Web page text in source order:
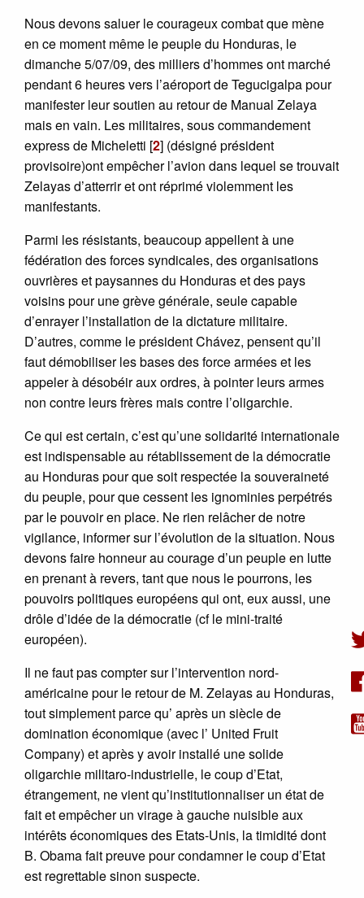
Nous devons saluer le courageux combat que mène
en ce moment même le peuple du Honduras, le
dimanche 5/07/09, des milliers d’hommes ont marché
pendant 6 heures vers l’aéroport de Tegucigalpa pour
manifester leur soutien au retour de Manual Zelaya
mais en vain. Les militaires, sous commandement
express de Micheletti [2] (désigné président
provisoire)ont empêcher l’avion dans lequel se trouvait
Zelayas d’atterrir et ont réprimé violemment les
manifestants.
Parmi les résistants, beaucoup appellent à une
fédération des forces syndicales, des organisations
ouvrières et paysannes du Honduras et des pays
voisins pour une grève générale, seule capable
d’enrayer l’installation de la dictature militaire.
D’autres, comme le président Chávez, pensent qu’il
faut démobiliser les bases des force armées et les
appeler à désobéir aux ordres, à pointer leurs armes
non contre leurs frères mais contre l’oligarchie.
Ce qui est certain, c’est qu’une solidarité internationale
est indispensable au rétablissement de la démocratie
au Honduras pour que soit respectée la souveraineté
du peuple, pour que cessent les ignominies perpétrés
par le pouvoir en place. Ne rien relâcher de notre
vigilance, informer sur l’évolution de la situation. Nous
devons faire honneur au courage d’un peuple en lutte
en prenant à revers, tant que nous le pourrons, les
pouvoirs politiques européens qui ont, eux aussi, une
drôle d’idée de la démocratie (cf le mini-traité
européen).
Il ne faut pas compter sur l’intervention nord-
américaine pour le retour de M. Zelayas au Honduras,
tout simplement parce qu’ après un siècle de
domination économique (avec l’ United Fruit
Company) et après y avoir installé une solide
oligarchie militaro-industrielle, le coup d’Etat,
étrangement, ne vient qu’institutionnaliser un état de
fait et empêcher un virage à gauche nuisible aux
intérêts économiques des Etats-Unis, la timidité dont
B. Obama fait preuve pour condamner le coup d’Etat
est regrettable sinon suspecte.